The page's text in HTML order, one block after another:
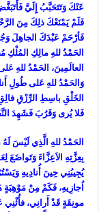
عَنْكَ وَتَتَحَبَّبُ إِلَيَّ
فَلَمْ يَمْنَعْكَ ذلِكَ مِنَ
فَأرْحَمْ عَبْدَكَ الجاهِلَ
الحَمْدُ للهِ مالِكِ
العالَمِينَ، الحَمْدُ للهِ
وَالحَمْدُ للهِ عَلى طُولِ
الخَلْقِ باسِطِ الرِّزْقِ
فَلا يُرى وَقَرُبَ فَشَهِدَ
الحَمْدُ للهِ الَّذِي لَيْسَ لَهُ
بِعِزَّتِهِ الاَعِزَّاءَ وَتَواضَعَ
يُجِيبُنِي حِينَ أُنادِيهِ
اُجازِيهِ، فَكَمْ مِنْ
مونِقَةٍ قَدْ أَرانِي،